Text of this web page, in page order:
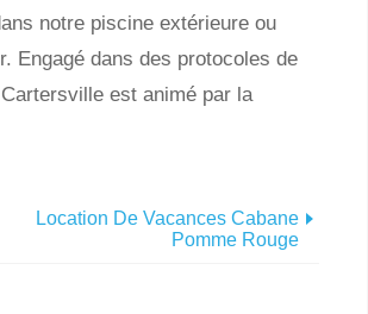
notre piscine extérieure ou
Engagé dans des protocoles de
est animé par la
Location De Vacances Cabane
Pomme Rouge